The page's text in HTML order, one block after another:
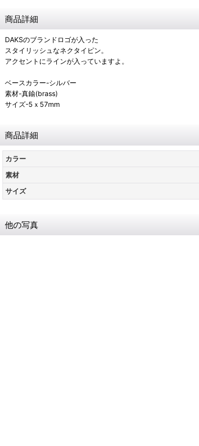
商品詳細
DAKSのブランドロゴが入った
スタイリッシュなネクタイピン。
アクセントにラインが入っていますよ。
ベースカラー-シルバー
素材-真鍮(brass)
サイズ-5ｘ57mm
商品詳細
カラー
素材
サイズ
他の写真